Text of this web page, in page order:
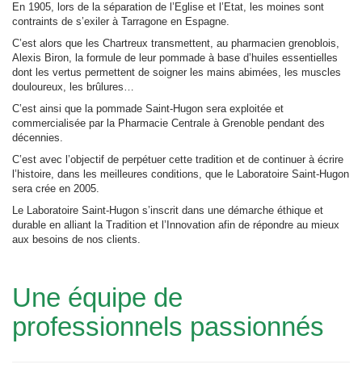
En 1905, lors de la séparation de l’Eglise et l’Etat, les moines sont
contraints de s’exiler à Tarragone en Espagne.
C’est alors que les Chartreux transmettent, au pharmacien grenoblois,
Alexis Biron, la formule de leur pommade à base d’huiles essentielles
dont les vertus permettent de soigner les mains abimées, les muscles
douloureux, les brûlures…
C’est ainsi que la pommade Saint-Hugon sera exploitée et
commercialisée par la Pharmacie Centrale à Grenoble pendant des
décennies.
C’est avec l’objectif de perpétuer cette tradition et de continuer à écrire
l’histoire, dans les meilleures conditions, que le Laboratoire Saint-Hugon
sera crée en 2005.
Le Laboratoire Saint-Hugon s’inscrit dans une démarche éthique et
durable en alliant la Tradition et l’Innovation afin de répondre au mieux
aux besoins de nos clients.
Une équipe de
professionnels passionnés